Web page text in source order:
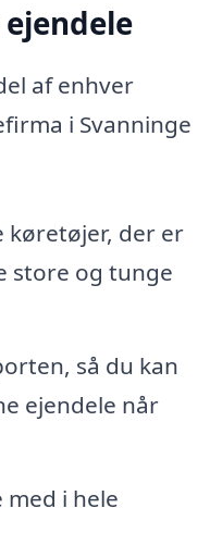
af enhver
i Svanninge
køretøjer, der er
store og tunge
så du kan
ejendele når
i hele